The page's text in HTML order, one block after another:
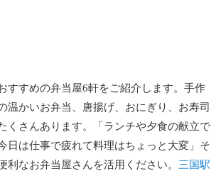
すすめの弁当屋6軒をご紹介します。手作
温かいお弁当、唐揚げ、おにぎり、お寿司
くさんあります。「ランチや夕食の献立で
日は仕事で疲れて料理はちょっと大変」そ
利なお弁当屋さんを活用ください。 三国駅